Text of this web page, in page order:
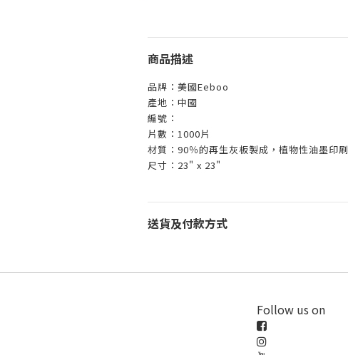
商品描述
品牌：美國Eeboo
產地：中國
編號：
片數：1000片
材質：90％的再生灰板製成，植物性油墨印刷
尺寸：23" x 23"
送貨及付款方式
Follow us on